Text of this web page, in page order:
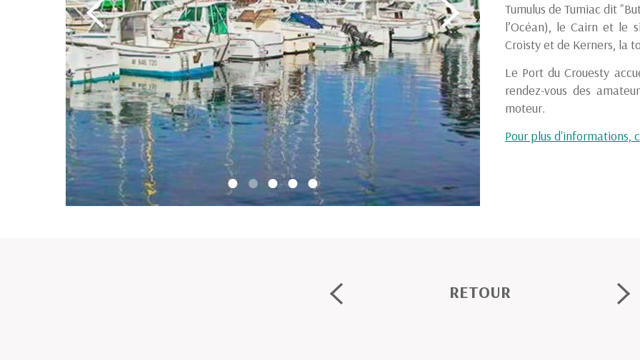
Tumulus de Tumiac dit
l’Océan), le Cairn et le
Croisty et de Kerners, la
Le Port du Crouesty
rendez-vous des
moteur.
Pour plus d'informations,
RETOUR